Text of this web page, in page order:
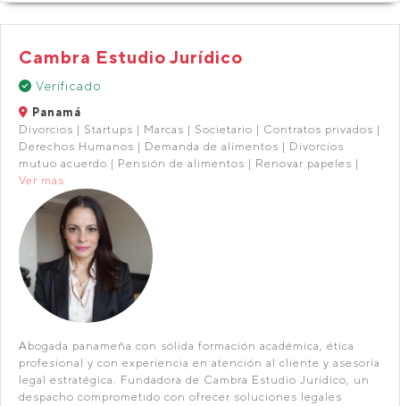
Cambra Estudio Jurídico
Verificado
Panamá
Divorcios | Startups | Marcas | Societario | Contratos privados |
Derechos Humanos | Demanda de alimentos | Divorcios
mutuo acuerdo | Pensión de alimentos | Renovar papeles |
Ver más
Abogada panameña con sólida formación académica, ética
profesional y con experiencia en atención al cliente y asesoría
legal estratégica. Fundadora de Cambra Estudio Jurídico, un
despacho comprometido con ofrecer soluciones legales